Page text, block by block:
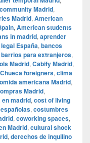
Madrid,
Madrid, American
, American students
in madrid, aprender
España, bancos
barrios para extranjeros,
Madrid, Cabify Madrid,
Chueca foreigners, clima
americana Madrid,
Madrid,
madrid, cost of living
, costumbres
, coworking spaces,
Madrid, cultural shock
, derechos de inquilino